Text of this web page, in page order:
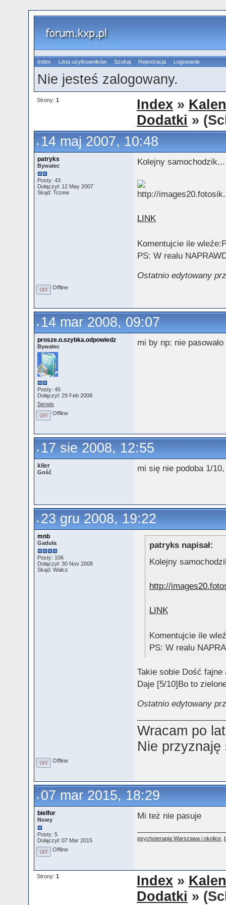
Index Lista użytkowników Szukaj Rejestracja Logowanie
Nie jesteś zalogowany.
Strony: 1 Index »
Dodatki »
14 maj 2007, 10:48
patryks
Bywalec
Posty: 43
Dołączył: 12 May 2007
Skąd: Tczew
Kolejny samochodzik...
LINK
Komentujcie ile
PS: W realu
Ostatnio edytowany
Offline
14 mar 2008, 09:07
prosze.o.szybka.odpowiedz
Bywalec
Posty: 45
Dołączył: 29 Feb 2008
Serwis
mi by np: nie pasowało
Offline
17 sie 2008, 12:55
kiler
Gość mi się nie podoba 1/
23 gru 2008, 19:22
mnb
Gaduła
Posty: 106
Dołączył: 30 Nov 2008
Skąd: Wałcz
patryks napisał:
Kolejny
http://
LINK
Komentujcie ile
PS: W realu
Takie sobie Dość
Daje [5/10]Bo to
Ostatnio edytowany
Wracam po
Nie
Offline
07 mar 2015, 18:29
bielfor
Nowy
Posty: 5
Dołączył: 07 Mar 2015
Mi też nie pasuje
psychoterapia Warszawa i okolice
Offline
Strony: 1 Index »
Dodatki »